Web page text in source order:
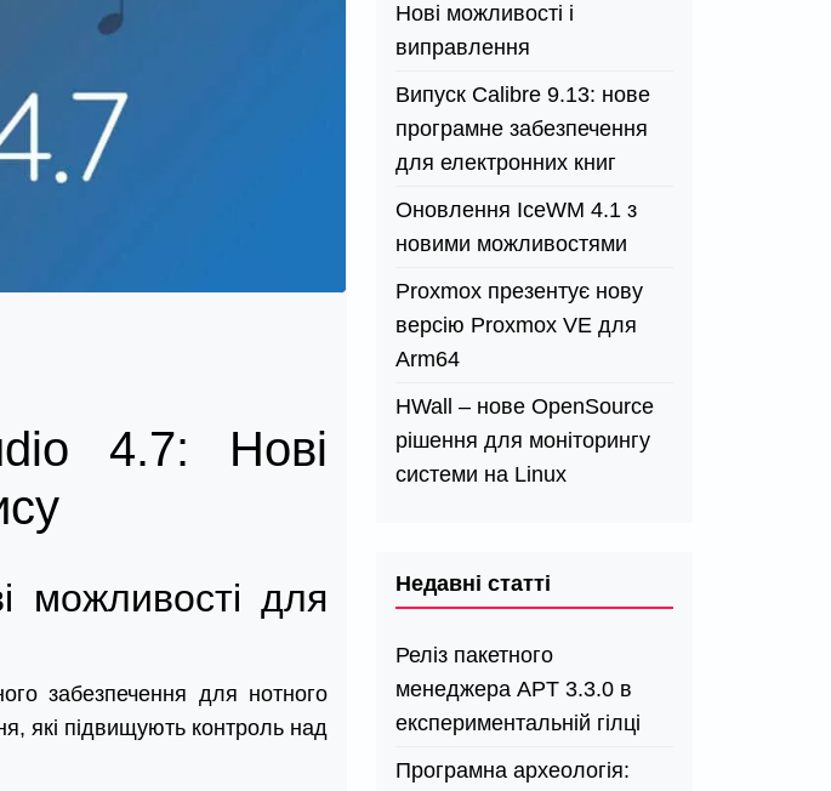
4.7: Нові
можливості для
забезпечення для нотного
які підвищують контроль над
Нові можливості і
виправлення
Випуск Calibre 9.13: нове
програмне забезпечення
для електронних книг
Оновлення IceWM 4.1 з
новими можливостями
Proxmox презентує нову
версію Proxmox VE для
Arm64
HWall – нове OpenSource
рішення для моніторингу
системи на Linux
Недавні статті
Реліз пакетного
менеджера APT 3.3.0 в
експериментальній гілці
Програмна археологія: